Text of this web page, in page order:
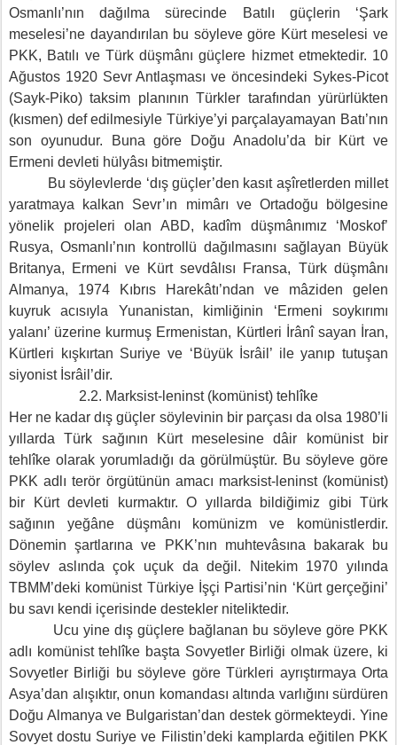
Osmanlı’nın dağılma sürecinde Batılı güçlerin ‘Şark
meselesi’ne dayandırılan bu söyleve göre Kürt meselesi ve
PKK, Batılı ve Türk düşmânı güçlere hizmet etmektedir. 10
Ağustos 1920 Sevr Antlaşması ve öncesindeki Sykes-Picot
(Sayk-Piko) taksim planının Türkler tarafından yürürlükten
(kısmen) def edilmesiyle Türkiye’yi parçalayamayan Batı’nın
son oyunudur. Buna göre Doğu Anadolu’da bir Kürt ve
Ermeni devleti hülyâsı bitmemiştir.
Bu söylevlerde ‘dış güçler’den kasıt aşîretlerden millet
yaratmaya kalkan Sevr’ın mimârı ve Ortadoğu bölgesine
yönelik projeleri olan ABD, kadîm düşmânımız ‘Moskof’
Rusya, Osmanlı’nın kontrollü dağılmasını sağlayan Büyük
Britanya, Ermeni ve Kürt sevdâlısı Fransa, Türk düşmânı
Almanya, 1974 Kıbrıs Harekâtı’ndan ve mâziden gelen
kuyruk acısıyla Yunanistan, kimliğinin ‘Ermeni soykırımı
yalanı’ üzerine kurmuş Ermenistan, Kürtleri İrânî sayan İran,
Kürtleri kışkırtan Suriye ve ‘Büyük İsrâil’ ile yanıp tutuşan
siyonist İsrâil’dir.
2.2. Marksist-leninst (komünist) tehlîke
Her ne kadar dış güçler söylevinin bir parçası da olsa 1980’li
yıllarda Türk sağının Kürt meselesine dâir komünist bir
tehlîke olarak yorumladığı da görülmüştür. Bu söyleve göre
PKK adlı terör örgütünün amacı marksist-leninst (komünist)
bir Kürt devleti kurmaktır. O yıllarda bildiğimiz gibi Türk
sağının yeğâne düşmânı komünizm ve komünistlerdir.
Dönemin şartlarına ve PKK’nın muhtevâsına bakarak bu
söylev aslında çok uçuk da değil. Nitekim 1970 yılında
TBMM’deki komünist Türkiye İşçi Partisi’nin ‘Kürt gerçeğini’
bu savı kendi içerisinde destekler niteliktedir.
Ucu yine dış güçlere bağlanan bu söyleve göre PKK
adlı komünist tehlîke başta Sovyetler Birliği olmak üzere, ki
Sovyetler Birliği bu söyleve göre Türkleri ayrıştırmaya Orta
Asya’dan alışıktır, onun komandası altında varlığını sürdüren
Doğu Almanya ve Bulgaristan’dan destek görmekteydi. Yine
Sovyet dostu Suriye ve Filistin’deki kamplarda eğitilen PKK